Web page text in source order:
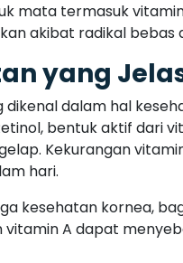
mata termasuk
akibat radikal
yang
dalam hal
bentuk aktif dari
Kekurangan
hari.
kesehatan kornea,
A dapat